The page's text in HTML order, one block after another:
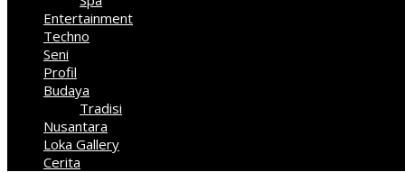
Entertainment
Techno
Seni
Profil
Budaya
Tradisi
Nusantara
Loka Gallery
Cerita